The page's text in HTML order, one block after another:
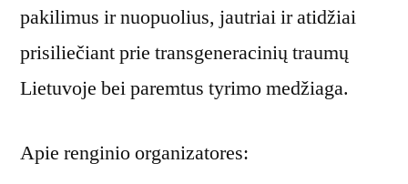
pakilimus ir nuopuolius, jautriai ir atidžiai
prisiliečiant prie transgeneracinių traumų
Lietuvoje bei paremtus tyrimo medžiaga.
Apie renginio organizatores: